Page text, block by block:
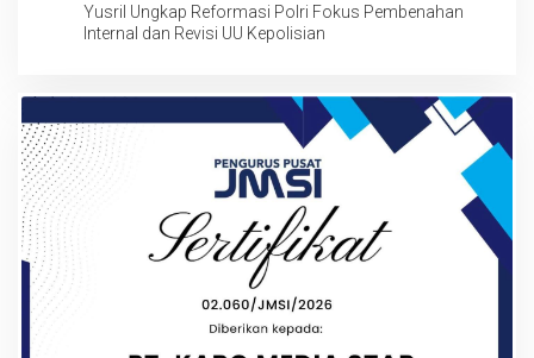
Yusril Ungkap Reformasi Polri Fokus Pembenahan
Internal dan Revisi UU Kepolisian